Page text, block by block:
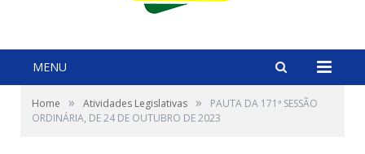
MENU
Home » Atividades Legislativas »
PAUTA DA 171ª SESSÃO
ORDINÁRIA, DE 24 DE OUTUBRO DE 2023